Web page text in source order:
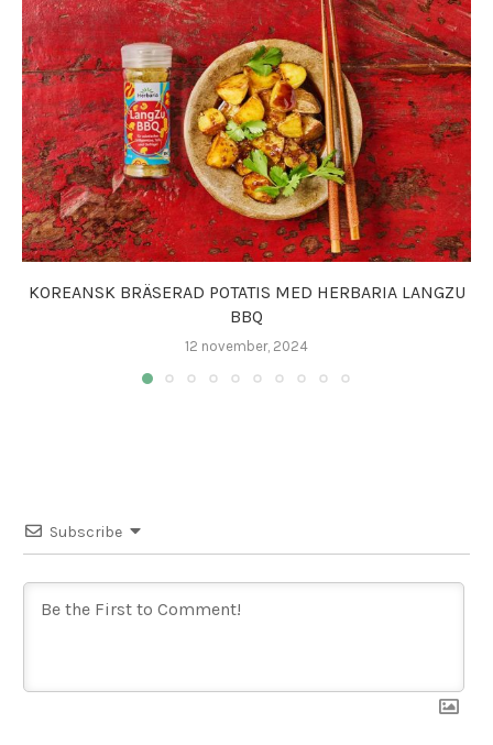
KOREANSK BRÄSERAD POTATIS MED HERBARIA LANGZU
BBQ
12 november, 2024
Subscribe